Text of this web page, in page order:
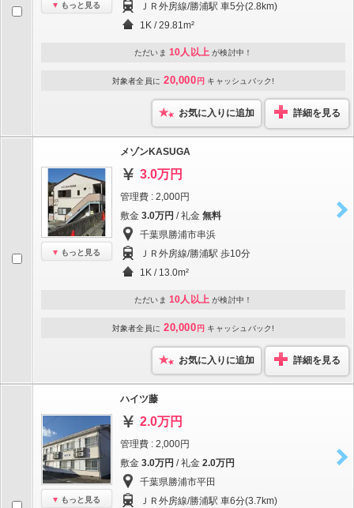
もっと見る
ＪＲ外房線/勝浦駅 車5分(2.8km)
1K / 29.81m²
ただいま 10人以上 が検討中！
対象者全員に 20,000 円 キャッシュバック!
お気に入りに追加 詳細を見る
もっと見る
メゾンKASUGA
3.0万円
管理費 : 2,000円
敷金 3.0万円 / 礼金 無料
千葉県勝浦市串浜
ＪＲ外房線/勝浦駅 歩10分
1K / 13.0m²
ただいま 10人以上 が検討中！
対象者全員に 20,000 円 キャッシュバック!
お気に入りに追加 詳細を見る
もっと見る
ハイツ藤
2.0万円
管理費 : 2,000円
敷金 3.0万円 / 礼金 2.0万円
千葉県勝浦市平田
ＪＲ外房線/勝浦駅 車6分(3.7km)